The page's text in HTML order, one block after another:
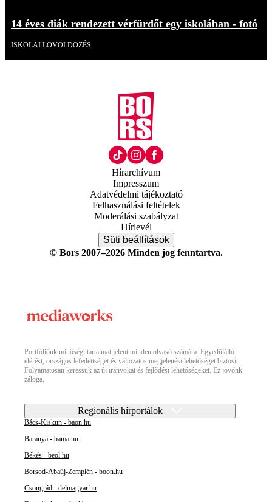
14 éves diák rendezett vérfürdőt egy iskolában - fotó
ISKOLAI LÖVÖLDÖZÉS
Hírarchívum
Impresszum
Adatvédelmi tájékoztató
Felhasználási feltételek
Moderálási szabályzat
Hírlevél
Süti beállítások
© Bors 2007–2026 Minden jog fenntartva.
Portfóliónk minőségi tartalmat jelent minden olvasó számára. Egyedülálló
elérést, országos lefedettséget és változatos megjelenési lehetőséget biztosít.
Folyamatosan keressük az új irányokat és fejlődési lehetőségeket. Ez jövőnk
záloga.
Regionális hírportálok
Bács-Kiskun - baon.hu
Baranya - bama.hu
Békés - beol.hu
Borsod-Abaúj-Zemplén - boon.hu
Csongrád - delmagyar.hu